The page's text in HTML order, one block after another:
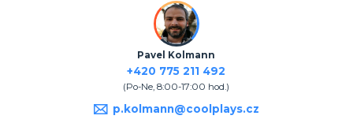
Pavel Kolmann
+420 775 211 492
(Po-Ne, 8:00-17:00 hod.)
p.kolmann@coolplays.cz